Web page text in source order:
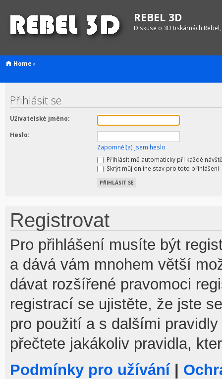
REBEL 3D
Diskuse o 3D tiskárnách
Home ‹
Přihlásit se
Uživatelské jméno:
Heslo:
Zapomněl(a) jsem heslo
Přihlásit mě automaticky při každé
Skrýt můj online stav pro toto přihlášení
Registrovat
Pro přihlášení musíte být
a dává vám mnohem větší
dávat rozšířené pravomoci
registrací se ujistěte, že jste
pro použití a s dalšími
přečtete jakákoliv pravidla,
Podmínky pro užívání|